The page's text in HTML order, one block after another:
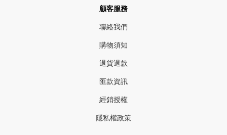
顧客服務
聯絡我們
購物須知
退貨退款
匯款資訊
經銷授權
隱私權政策